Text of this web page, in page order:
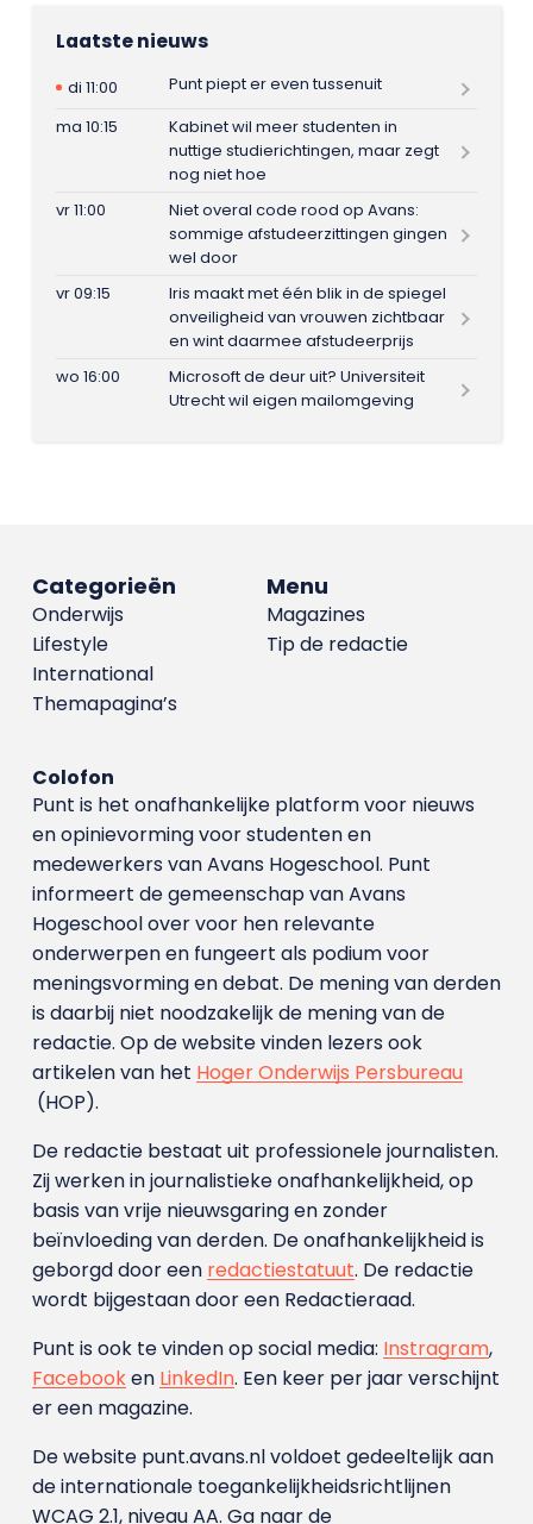
Laatste nieuws
di 11:00
Punt piept er even tussenuit
ma 10:15
Kabinet wil meer studenten in
nuttige studierichtingen, maar zegt
nog niet hoe
vr 11:00
Niet overal code rood op Avans:
sommige afstudeerzittingen gingen
wel door
vr 09:15
Iris maakt met één blik in de spiegel
onveiligheid van vrouwen zichtbaar
en wint daarmee afstudeerprijs
wo 16:00
Microsoft de deur uit? Universiteit
Utrecht wil eigen mailomgeving
Menu
Magazines
Tip de redactie
Categorieën
Onderwijs
Lifestyle
International
Themapagina’s
Colofon
Punt is het onafhankelijke platform voor nieuws
en opinievorming voor studenten en
medewerkers van Avans Hoge­school. Punt
informeert de gemeenschap van Avans
Hogeschool over voor hen relevante
onderwerpen en fungeert als podium voor
meningsvorming en debat. De mening van derden
is daarbij niet noodzakelijk de mening van de
redactie. Op de website vinden lezers ook
artikelen van het Hoger Onderwijs Persbureau
(HOP).
De redactie bestaat uit professionele journalisten.
Zij werken in journalistieke onafhankelijkheid, op
basis van vrije nieuwsgaring en zonder
beïnvloeding van derden. De onafhankelijkheid is
geborgd door een redactiestatuut. De redactie
wordt bijgestaan door een Redactieraad.
Punt is ook te vinden op social media: Instragram,
Facebooken LinkedIn. Een keer per jaar verschijnt
er een magazine.
De website punt.avans.nl voldoet gedeeltelijk aan
de internationale toegankelijkheidsrichtlijnen
WCAG 2.1, niveau AA. Ga naar de